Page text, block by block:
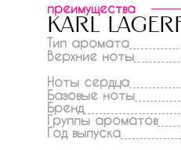
преимущества
karl
Тип аромата
Верхние ноты
Ноты сердца
Базовые ноты
Бренд
Группы ароматов
Год выпуска